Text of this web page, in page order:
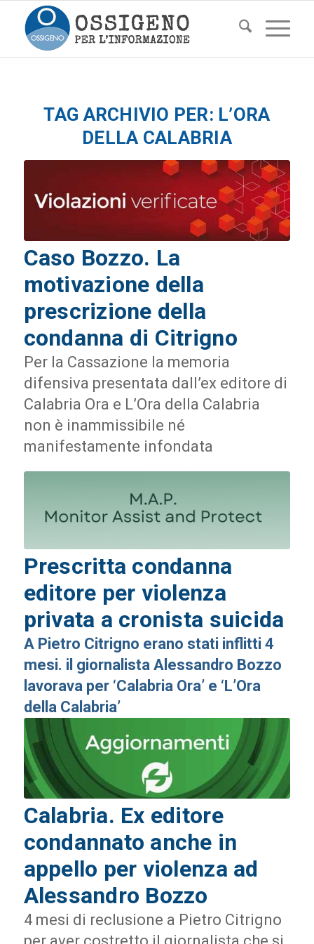
TAG ARCHIVIO PER: L’ORA
DELLA CALABRIA
Caso Bozzo. La
motivazione della
prescrizione della
condanna di Citrigno
Per la Cassazione la memoria
difensiva presentata dall’ex editore di
Calabria Ora e L’Ora della Calabria
non è inammissibile né
manifestamente infondata
Prescritta condanna
editore per violenza
privata a cronista suicida
A Pietro Citrigno erano stati inflitti 4
mesi. il giornalista Alessandro Bozzo
lavorava per ‘Calabria Ora’ e ‘L’Ora
della Calabria’
Calabria. Ex editore
condannato anche in
appello per violenza ad
Alessandro Bozzo
4 mesi di reclusione a Pietro Citrigno